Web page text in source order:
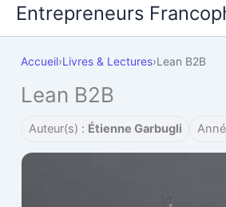
Entrepreneurs
Accueil›Livres & Lectures›Lean B2B
Lean B2B
Auteur(s) : Étienne Garbugli